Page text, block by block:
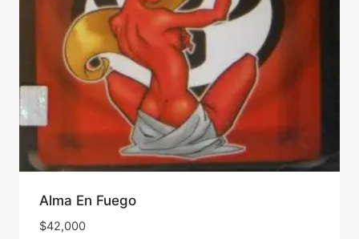
Alma En Fuego
$42,000